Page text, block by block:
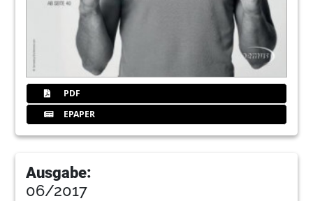
PDF
EPAPER
Ausgabe:
06/2017